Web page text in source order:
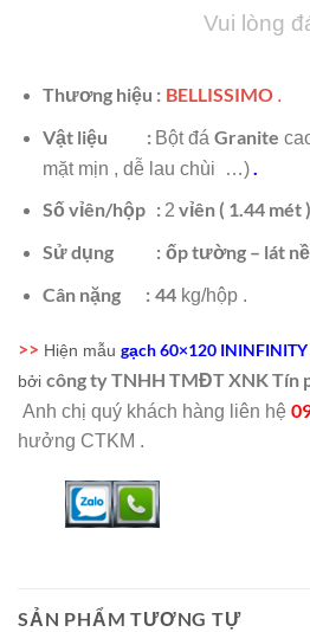
Vui lòng
Thương hiệu : BELLISSIMO .
Vật liệu : Bột đá Granite
mặt mịn , dễ lau chùi …).
Số vỉên/hộp :2 vỉên( 1.44 mét )
Sử dụng : ốp tường – lát
Cân nặng : 44kg/hộp .
>> Hiện mẫu gạch 60×120 ININFINITY
bởi công ty TNHH TMĐT XNK Tín
Anh chị quý khách hàng liên hệ
hưởng CTKM .
SẢN PHẨM TƯƠNG TỰ